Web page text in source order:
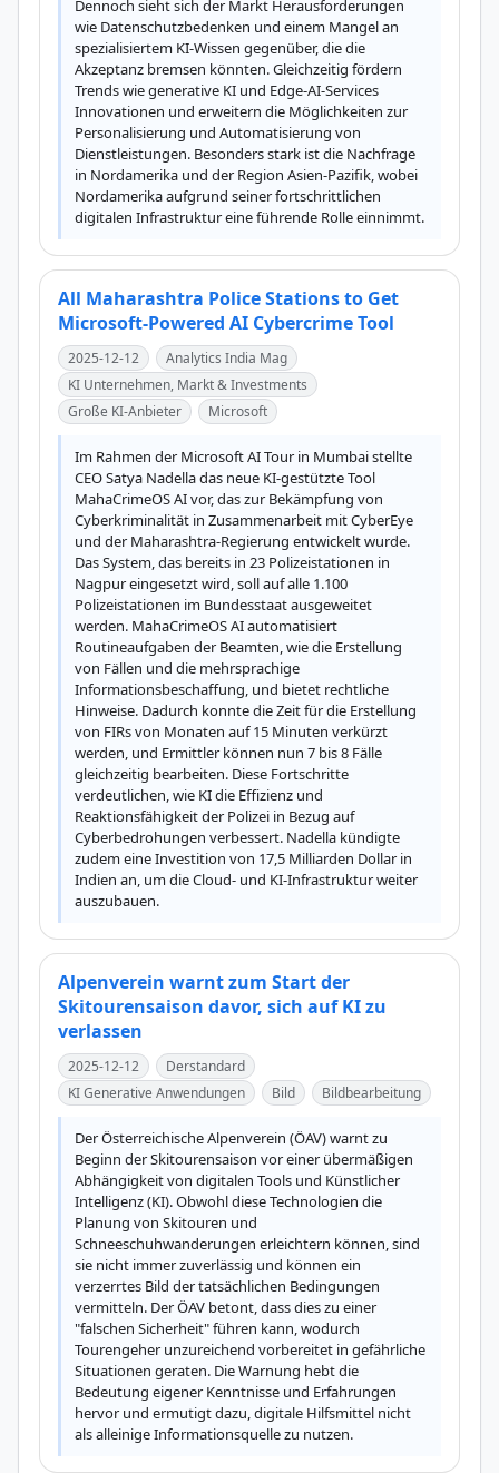
Dennoch sieht sich der Markt Herausforderungen
wie Datenschutzbedenken und einem Mangel an
spezialisiertem KI-Wissen gegenüber, die die
Akzeptanz bremsen könnten. Gleichzeitig fördern
Trends wie generative KI und Edge-AI-Services
Innovationen und erweitern die Möglichkeiten zur
Personalisierung und Automatisierung von
Dienstleistungen. Besonders stark ist die Nachfrage
in Nordamerika und der Region Asien-Pazifik, wobei
Nordamerika aufgrund seiner fortschrittlichen
digitalen Infrastruktur eine führende Rolle einnimmt.
All Maharashtra Police Stations to Get
Microsoft-Powered AI Cybercrime Tool
2025-12-12
Analytics India Mag
KI Unternehmen, Markt & Investments
Große KI-Anbieter
Microsoft
Im Rahmen der Microsoft AI Tour in Mumbai stellte
CEO Satya Nadella das neue KI-gestützte Tool
MahaCrimeOS AI vor, das zur Bekämpfung von
Cyberkriminalität in Zusammenarbeit mit CyberEye
und der Maharashtra-Regierung entwickelt wurde.
Das System, das bereits in 23 Polizeistationen in
Nagpur eingesetzt wird, soll auf alle 1.100
Polizeistationen im Bundesstaat ausgeweitet
werden. MahaCrimeOS AI automatisiert
Routineaufgaben der Beamten, wie die Erstellung
von Fällen und die mehrsprachige
Informationsbeschaffung, und bietet rechtliche
Hinweise. Dadurch konnte die Zeit für die Erstellung
von FIRs von Monaten auf 15 Minuten verkürzt
werden, und Ermittler können nun 7 bis 8 Fälle
gleichzeitig bearbeiten. Diese Fortschritte
verdeutlichen, wie KI die Effizienz und
Reaktionsfähigkeit der Polizei in Bezug auf
Cyberbedrohungen verbessert. Nadella kündigte
zudem eine Investition von 17,5 Milliarden Dollar in
Indien an, um die Cloud- und KI-Infrastruktur weiter
auszubauen.
Alpenverein warnt zum Start der
Skitourensaison davor, sich auf KI zu
verlassen
2025-12-12
Derstandard
KI Generative Anwendungen
Bild Bildbearbeitung
Der Österreichische Alpenverein (ÖAV) warnt zu
Beginn der Skitourensaison vor einer übermäßigen
Abhängigkeit von digitalen Tools und Künstlicher
Intelligenz (KI). Obwohl diese Technologien die
Planung von Skitouren und
Schneeschuhwanderungen erleichtern können, sind
sie nicht immer zuverlässig und können ein
verzerrtes Bild der tatsächlichen Bedingungen
vermitteln. Der ÖAV betont, dass dies zu einer
"falschen Sicherheit" führen kann, wodurch
Tourengeher unzureichend vorbereitet in gefährliche
Situationen geraten. Die Warnung hebt die
Bedeutung eigener Kenntnisse und Erfahrungen
hervor und ermutigt dazu, digitale Hilfsmittel nicht
als alleinige Informationsquelle zu nutzen.